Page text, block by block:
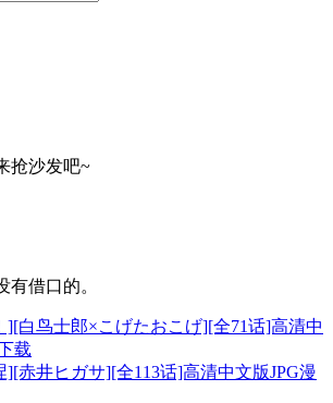
抢沙发吧~
有借口的。
][白鸟士郎×こげたおこげ][全71话]高清中
载
][赤井ヒガサ][全113话]高清中文版JPG漫